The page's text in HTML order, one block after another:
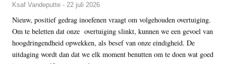
Ksaf Vandeputte - 22 juli 2026
Nieuw, positief gedrag inoefenen vraagt om volgehouden overtuiging.
Om te beletten dat onze overtuiging slinkt, kunnen we een gevoel van
hoogdringendheid opwekken, als besef van onze eindigheid. De
uitdaging wordt dan dat we elk moment benutten om te doen wat goed